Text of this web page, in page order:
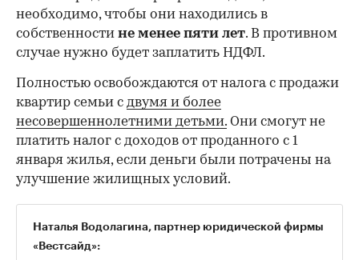
необходимо, чтобы они находились в
собственности не менее пяти лет. В противном
случае нужно будет заплатить НДФЛ.
Полностью освобождаются от налога с продажи
квартир семьи с двумя и более
несовершеннолетними детьми. Они смогут не
платить налог с доходов от проданного с 1
января жилья, если деньги были потрачены на
улучшение жилищных условий.
Наталья Водолагина, партнер юридической фирмы
«Вестсайд»: